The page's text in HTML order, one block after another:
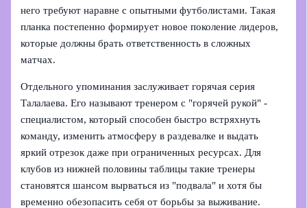
него требуют наравне с опытными футболистами. Такая
планка постепенно формирует новое поколение лидеров,
которые должны брать ответственность в сложных
матчах.
Отдельного упоминания заслуживает горячая серия
Талалаева. Его называют тренером с "горячей рукой" -
специалистом, который способен быстро встряхнуть
команду, изменить атмосферу в раздевалке и выдать
яркий отрезок даже при ограниченных ресурсах. Для
клубов из нижней половины таблицы такие тренеры
становятся шансом вырваться из "подвала" и хотя бы
временно обезопасить себя от борьбы за выживание.